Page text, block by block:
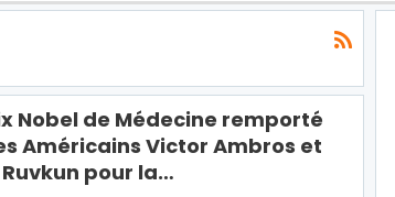
Nobel de Médecine remporté
Américains Victor Ambros et
pour la…